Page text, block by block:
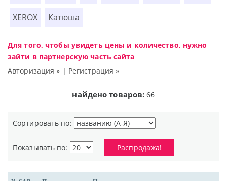
XEROX Катюша
Для того, чтобы увидеть цены и количество, нужно
зайти в партнерскую часть сайта
Авторизация » | Регистрация »
найдено товаров: 66
Сортировать по:
Показывать по: Распродажа!